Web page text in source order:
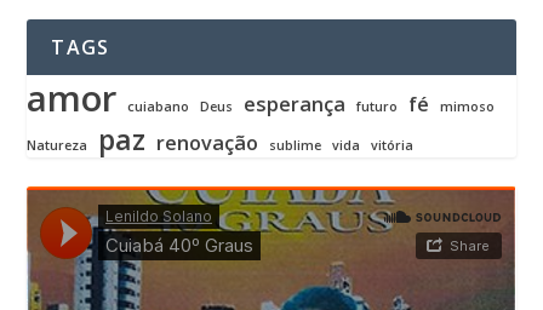
TAGS
amor cuiabano Deus esperança futuro fé mimoso
Natureza paz renovação sublime vida vitória